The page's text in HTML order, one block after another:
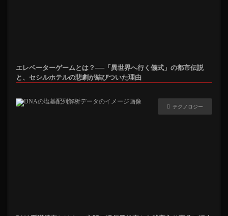
エレベーターゲームとは？──「異世界へ行く儀式」の都市伝説
と、セシルホテルの悲劇が結びついた理由
テクノロジー